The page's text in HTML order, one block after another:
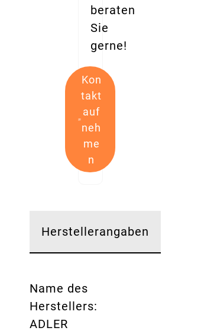
beraten
Sie
gerne!
Kon
takt
auf
neh
me
n
Herstellerangaben
Name des
Herstellers:
ADLER